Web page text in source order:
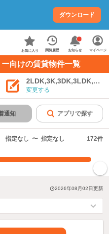
ダウンロード
お気に入り 閲覧履歴 お知らせ マイページ
向けの賃貸物件一覧
変更する
通知 アプリで探す
指定なし 〜 指定なし 172件
2026年08月02日更新